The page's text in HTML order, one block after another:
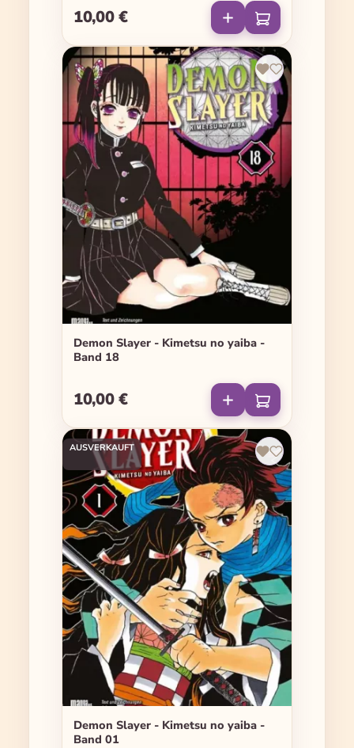
Regulärer Preis:
10,00 €
Demon Slayer - Kimetsu no yaiba -
Band 18
Regulärer Preis:
10,00 €
AUSVERKAUFT
Demon Slayer - Kimetsu no yaiba -
Band 01